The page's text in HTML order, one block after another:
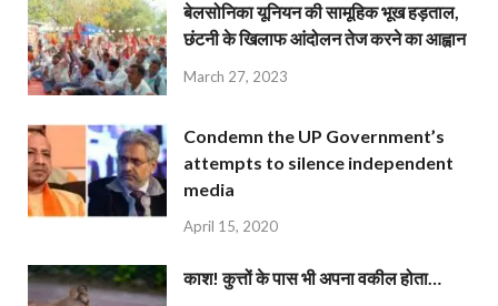
बेलसोनिका यूनियन की सामूहिक भूख हड़ताल,
छंटनी के खिलाफ आंदोलन तेज करने का आह्वान
March 27, 2023
Condemn the UP Government’s
attempts to silence independent
media
April 15, 2020
काश! कुत्तों के पास भी अपना वकील होता…